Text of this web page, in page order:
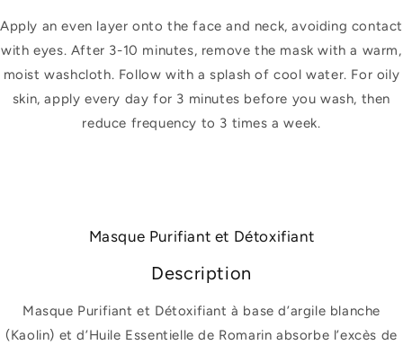
Apply an even layer onto the face and neck, avoiding contact
with eyes. After 3-10 minutes, remove the mask with a warm,
moist washcloth. Follow with a splash of cool water. For oily
skin, apply every day for 3 minutes before you wash, then
reduce frequency to 3 times a week.
Masque Purifiant et Détoxifiant
Description
Masque Purifiant et Détoxifiant à base d’argile blanche
(Kaolin) et d’Huile Essentielle de Romarin absorbe l’excès de